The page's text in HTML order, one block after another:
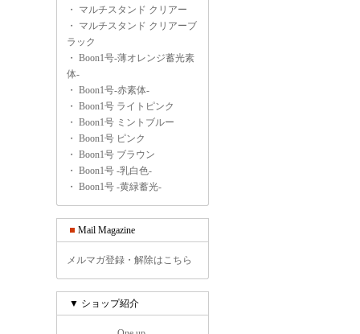
・ マルチスタンド クリアー
・ マルチスタンド クリアーブ
ラック
・ Boon1号-薄オレンジ蓄光素
体-
・ Boon1号-赤素体-
・ Boon1号 ライトピンク
・ Boon1号 ミントブルー
・ Boon1号 ピンク
・ Boon1号 ブラウン
・ Boon1号 -乳白色-
・ Boon1号 -黄緑蓄光-
Mail Magazine
メルマガ登録・解除はこちら
▼ ショップ紹介